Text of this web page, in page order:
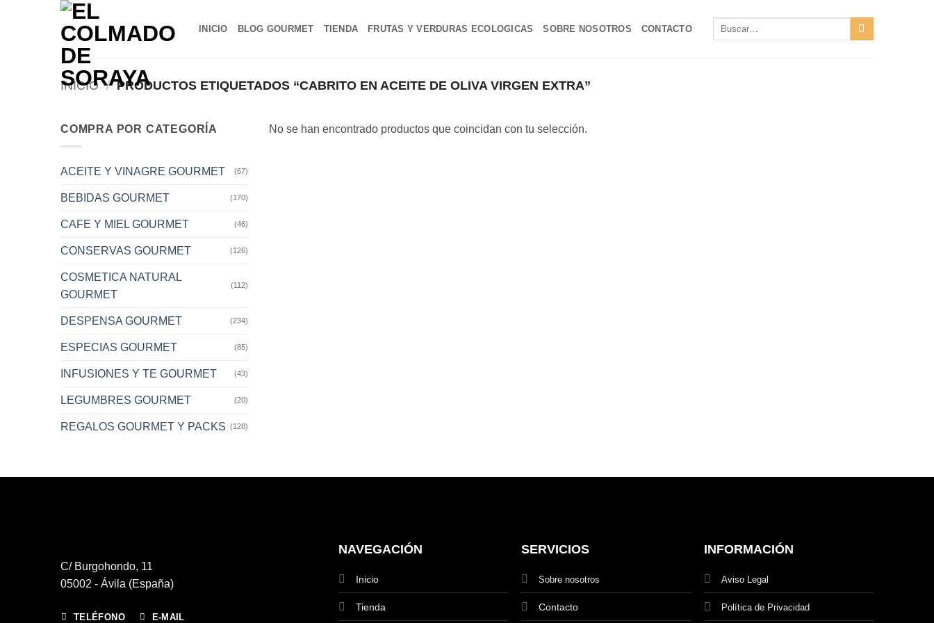
INICIO BLOG GOURMET TIENDA FRUTAS Y VERDURAS ECOLOGICAS SOBRE NOSOTROS CONTACTO
Buscar
INICIO / PRODUCTOS ETIQUETADOS “CABRITO EN ACEITE DE OLIVA VIRGEN EXTRA”
COMPRA POR CATEGORÍA
ACEITE Y VINAGRE GOURMET (67)
BEBIDAS GOURMET (170)
CAFE Y MIEL GOURMET (46)
CONSERVAS GOURMET (126)
COSMETICA NATURAL
GOURMET
(112)
DESPENSA GOURMET (234)
ESPECIAS GOURMET (85)
INFUSIONES Y TE GOURMET (43)
LEGUMBRES GOURMET (20)
REGALOS GOURMET Y PACKS (128)
No se han encontrado productos que coincidan con tu selección.
C/ Burgohondo, 11
05002 - Ávila (España)
TELÉFONO E-MAIL
NAVEGACIÓN
Inicio
Tienda
SERVICIOS
Sobre nosotros
Contacto
INFORMACIÓN
Aviso Legal
Política de Privacidad